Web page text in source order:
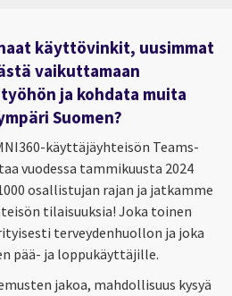
käyttövinkit, uusimmat
vaikuttamaan
ja kohdata muita
Suomen?
käyttäjäyhteisön Teams-
vuodessa tammikuusta 2024
osallistujan rajan ja jatkamme
tilaisuuksia! Joka toinen
terveydenhuollon ja joka
pää- ja loppukäyttäjille.
jakoa, mahdollisuus kysyä